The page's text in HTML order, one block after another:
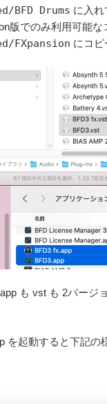
BFD Drums に入
版でのみ利用可能な
FXpansion にコピ
も vst も 2バージ
を起動すると下記の